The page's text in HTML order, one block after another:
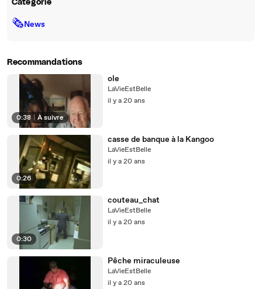
Catégorie
🗞News
Recommandations
0:38 À suivre
ole
LaVieEstBelle
il y a 20 ans
0:26
casse de banque à la Kangoo
LaVieEstBelle
il y a 20 ans
0:30
couteau_chat
LaVieEstBelle
il y a 20 ans
Pêche miraculeuse
LaVieEstBelle
il y a 20 ans